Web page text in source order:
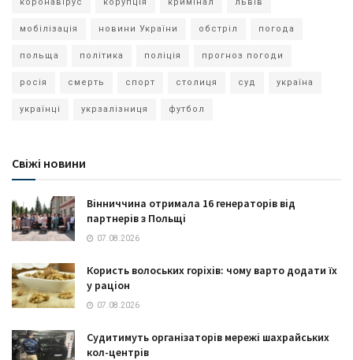
мобілізація новини України обстріл погода
польща політика поліція прогноз погоди
росія смерть спорт столиця суд україна
українці укрзалізниця футбол
Свіжі новини
Вінниччина отримала 16 генераторів від
партнерів з Польщі
07.08.2026
Користь волоських горіхів: чому варто додати їх
у раціон
07.08.2026
Судитимуть організаторів мережі шахрайських
кол-центрів